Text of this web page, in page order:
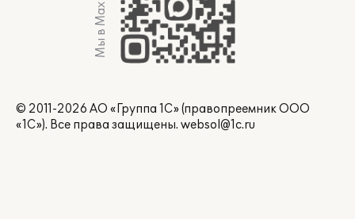
Мы в Max
© 2011-2026 АО «Группа 1С» (правопреемник ООО
«1С»). Все права защищены. websol@1c.ru